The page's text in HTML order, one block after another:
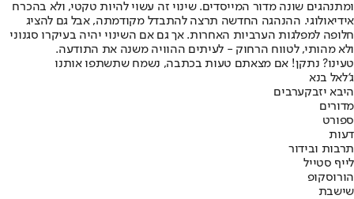
ומתנהגים שונה מדור המייסדים. שינוי זה עשוי להיות טקטי, ולא בהכרח
אידיאולוגי. ההנהגה החדשה תרצה להתבדל מקודמתה, אבל גם להציג
חלופה למפלגות הערביות האחרות. אך גם אם השינוי יהיה בעיקרו סגנוני
ולא מהותי, לטווח הרחוק - לעיתים ההוויה משנה את התודעה.
טעינו? נתקן! אם מצאתם טעות בכתבה, נשמח שתשתפו אותנו
ג'לאל בנא
היבא יזבקערבים
מדורים
ספורט
דעות
תרבות ובידור
לייף סטייל
הורוסקופ
שישבת